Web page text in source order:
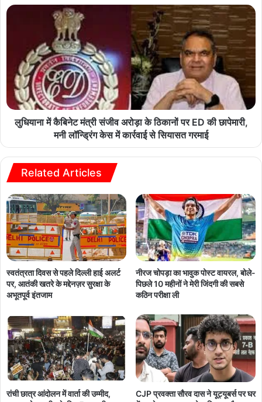
लुधियाना में कैबिनेट मंत्री संजीव अरोड़ा के ठिकानों पर ED की छापेमारी,
मनी लॉन्ड्रिंग केस में कार्रवाई से सियासत गरमाई
Related Articles
स्वतंत्रता दिवस से पहले दिल्ली हाई अलर्ट
पर, आतंकी खतरे के मद्देनज़र सुरक्षा के
अभूतपूर्व इंतजाम
नीरज चोपड़ा का भावुक पोस्ट वायरल, बोले-
पिछले 10 महीनों ने मेरी जिंदगी की सबसे
कठिन परीक्षा ली
रांची छात्र आंदोलन में वार्ता की उम्मीद,
CJP प्रवक्ता सौरव दास ने यूट्यूबर्स पर घर